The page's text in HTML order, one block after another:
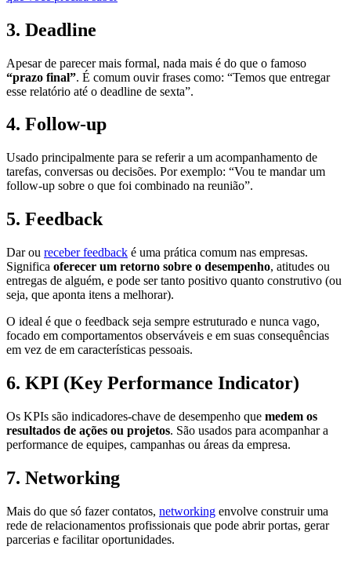
3. Deadline
Apesar de parecer mais formal, nada mais é do que o famoso
“prazo final”. É comum ouvir frases como: “Temos que entregar
esse relatório até o deadline de sexta”.
4. Follow-up
Usado principalmente para se referir a um acompanhamento de
tarefas, conversas ou decisões. Por exemplo: “Vou te mandar um
follow-up sobre o que foi combinado na reunião”.
5. Feedback
Dar ou receber feedback é uma prática comum nas empresas.
Significa oferecer um retorno sobre o desempenho, atitudes ou
entregas de alguém, e pode ser tanto positivo quanto construtivo (ou
seja, que aponta itens a melhorar).
O ideal é que o feedback seja sempre estruturado e nunca vago,
focado em comportamentos observáveis e em suas consequências
em vez de em características pessoais.
6. KPI (Key Performance Indicator)
Os KPIs são indicadores-chave de desempenho que medem os
resultados de ações ou projetos. São usados para acompanhar a
performance de equipes, campanhas ou áreas da empresa.
7. Networking
Mais do que só fazer contatos, networking envolve construir uma
rede de relacionamentos profissionais que pode abrir portas, gerar
parcerias e facilitar oportunidades.